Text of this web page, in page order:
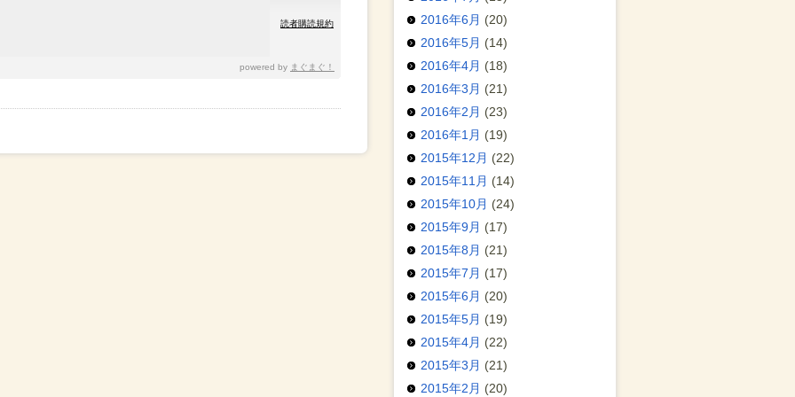
読者購読規約
powered by まぐまぐ！
2016年6月 (20)
2016年5月 (14)
2016年4月 (18)
2016年3月 (21)
2016年2月 (23)
2016年1月 (19)
2015年12月 (22)
2015年11月 (14)
2015年10月 (24)
2015年9月 (17)
2015年8月 (21)
2015年7月 (17)
2015年6月 (20)
2015年5月 (19)
2015年4月 (22)
2015年3月 (21)
2015年2月 (20)